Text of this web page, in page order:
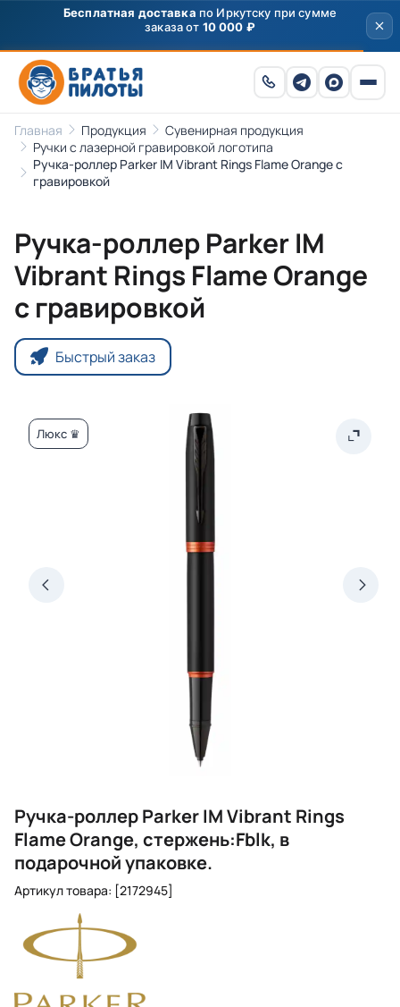
Бесплатная доставка по Иркутску при сумме
заказа от 10 000 ₽
Главная Продукция
Сувенирная продукция
Ручки с лазерной гравировкой логотипа
Ручка-роллер Parker IM Vibrant Rings Flame Orange с
гравировкой
Ручка-роллер Parker IM
Vibrant Rings Flame Orange
с гравировкой
Быстрый заказ
Люкс ♛
Ручка-роллер Parker IM Vibrant Rings
Flame Orange, стержень:Fblk, в
подарочной упаковке.
Артикул товара: [2172945]